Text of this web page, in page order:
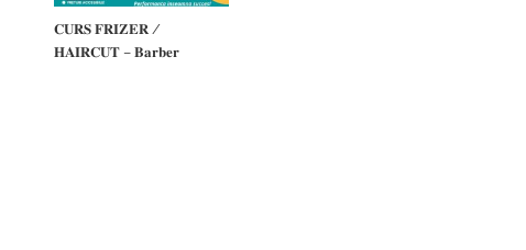
𝐂𝐔𝐑𝐒 𝐅𝐑𝐈𝐙𝐄𝐑 /
𝐇𝐀𝐈𝐑𝐂𝐔𝐓 – 𝐁𝐚𝐫𝐛𝐞𝐫